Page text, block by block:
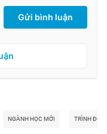
Gửi bình luận
NGÀNH HỌC MỚI TRÌNH ĐỘ